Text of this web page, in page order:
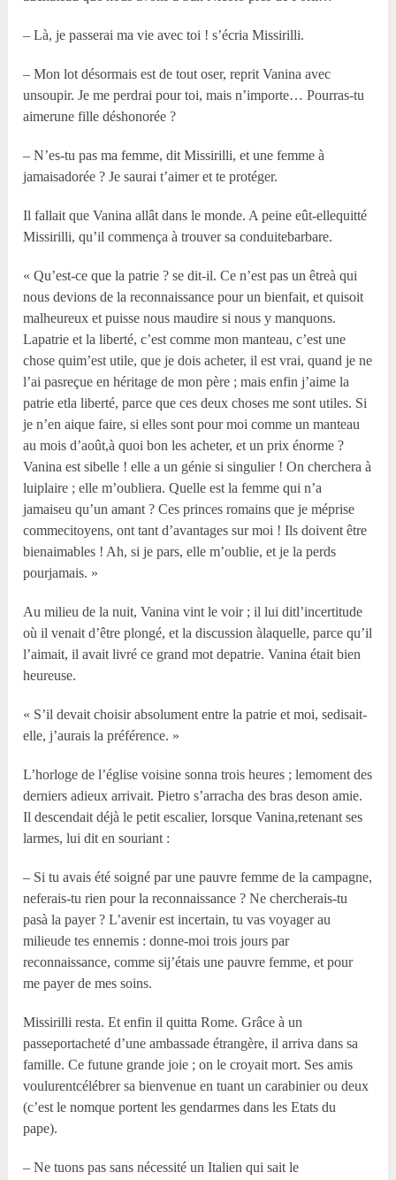
– Là, je passerai ma vie avec toi ! s’écria Missirilli.
– Mon lot désormais est de tout oser, reprit Vanina avec
unsoupir. Je me perdrai pour toi, mais n’importe… Pourras-tu
aimerune fille déshonorée ?
– N’es-tu pas ma femme, dit Missirilli, et une femme à
jamaisadorée ? Je saurai t’aimer et te protéger.
Il fallait que Vanina allât dans le monde. A peine eût-ellequitté
Missirilli, qu’il commença à trouver sa conduitebarbare.
« Qu’est-ce que la patrie ? se dit-il. Ce n’est pas un êtreà qui
nous devions de la reconnaissance pour un bienfait, et quisoit
malheureux et puisse nous maudire si nous y manquons.
Lapatrie et la liberté, c’est comme mon manteau, c’est une
chose quim’est utile, que je dois acheter, il est vrai, quand je ne
l’ai pasreçue en héritage de mon père ; mais enfin j’aime la
patrie etla liberté, parce que ces deux choses me sont utiles. Si
je n’en aique faire, si elles sont pour moi comme un manteau
au mois d’août,à quoi bon les acheter, et un prix énorme ?
Vanina est sibelle ! elle a un génie si singulier ! On cherchera à
luiplaire ; elle m’oubliera. Quelle est la femme qui n’a
jamaiseu qu’un amant ? Ces princes romains que je méprise
commecitoyens, ont tant d’avantages sur moi ! Ils doivent être
bienaimables ! Ah, si je pars, elle m’oublie, et je la perds
pourjamais. »
Au milieu de la nuit, Vanina vint le voir ; il lui ditl’incertitude
où il venait d’être plongé, et la discussion àlaquelle, parce qu’il
l’aimait, il avait livré ce grand mot depatrie. Vanina était bien
heureuse.
« S’il devait choisir absolument entre la patrie et moi, sedisait-
elle, j’aurais la préférence. »
L’horloge de l’église voisine sonna trois heures ; lemoment des
derniers adieux arrivait. Pietro s’arracha des bras deson amie.
Il descendait déjà le petit escalier, lorsque Vanina,retenant ses
larmes, lui dit en souriant :
– Si tu avais été soigné par une pauvre femme de la campagne,
neferais-tu rien pour la reconnaissance ? Ne chercherais-tu
pasà la payer ? L’avenir est incertain, tu vas voyager au
milieude tes ennemis : donne-moi trois jours par
reconnaissance, comme sij’étais une pauvre femme, et pour
me payer de mes soins.
Missirilli resta. Et enfin il quitta Rome. Grâce à un
passeportacheté d’une ambassade étrangère, il arriva dans sa
famille. Ce futune grande joie ; on le croyait mort. Ses amis
voulurentcélébrer sa bienvenue en tuant un carabinier ou deux
(c’est le nomque portent les gendarmes dans les Etats du
pape).
– Ne tuons pas sans nécessité un Italien qui sait le